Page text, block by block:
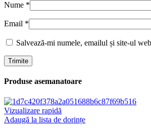
Nume *
Email *
Salvează-mi numele, emailul și site-ul
Produse asemanatoare
Vizualizare rapidă
Adaugă la lista de dorințe